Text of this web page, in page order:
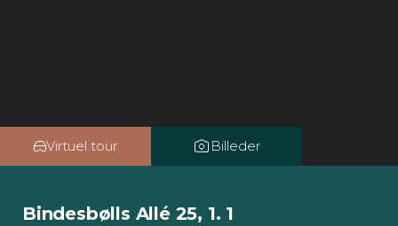
Virtuel tour Billeder
Bindesbølls Allé 25, 1. 1